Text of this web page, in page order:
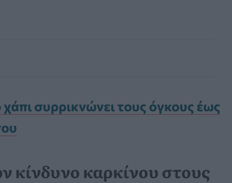
συρρικνώνει τους όγκους έως
κίνδυνο καρκίνου στους